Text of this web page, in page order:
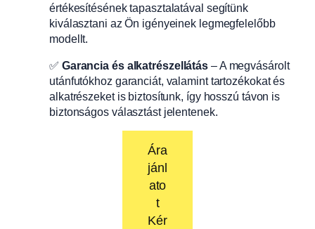
értékesítésének tapasztalatával segítünk
kiválasztani az Ön igényeinek legmegfelelőbb
modellt.
✅ Garancia és alkatrészellátás – A megvásárolt
utánfutókhoz garanciát, valamint tartozékokat és
alkatrészeket is biztosítunk, így hosszú távon is
biztonságos választást jelentenek.
Ára
jánl
ato
t
Kér